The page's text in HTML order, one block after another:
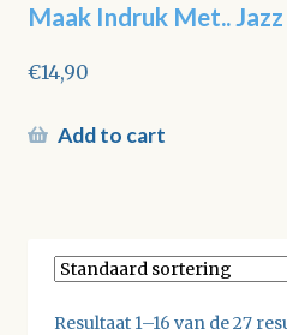
Maak Indruk Met..
€14,90
Add to cart
Resultaat 1–16 van de 27